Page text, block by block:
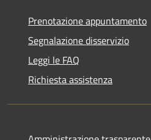
Prenotazione appuntamento
Segnalazione disservizio
Leggi le FAQ
Richiesta assistenza